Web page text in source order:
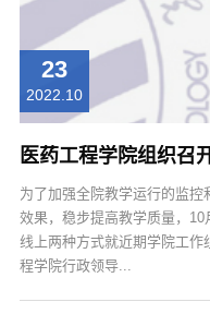
23
2022.10
为了加强全院教学运行的监
效果，稳步提高教学质量，10
线上两种方式就近期学院工作
程学院行政领导...